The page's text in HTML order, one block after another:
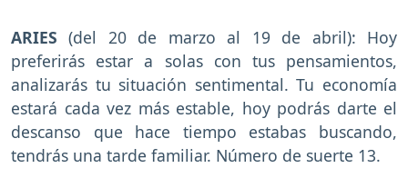
ARIES (del 20 de marzo al 19 de abril): Hoy
preferirás estar a solas con tus pensamientos,
analizarás tu situación sentimental. Tu economía
estará cada vez más estable, hoy podrás darte el
descanso que hace tiempo estabas buscando,
tendrás una tarde familiar. Número de suerte 13.